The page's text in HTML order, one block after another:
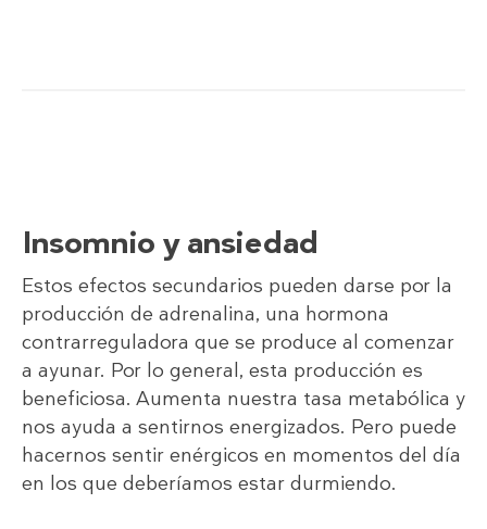
Insomnio y ansiedad
Estos efectos secundarios pueden darse por la
producción de adrenalina, una hormona
contrarreguladora que se produce al comenzar
a ayunar. Por lo general, esta producción es
beneficiosa. Aumenta nuestra tasa metabólica y
nos ayuda a sentirnos energizados. Pero puede
hacernos sentir enérgicos en momentos del día
en los que deberíamos estar durmiendo.